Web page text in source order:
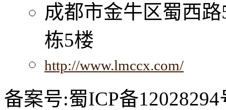
成都市金牛区蜀西
栋5楼
http://www.lmccx.com/
备案号:蜀ICP备12028294